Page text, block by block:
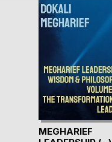
MEGHARIEF